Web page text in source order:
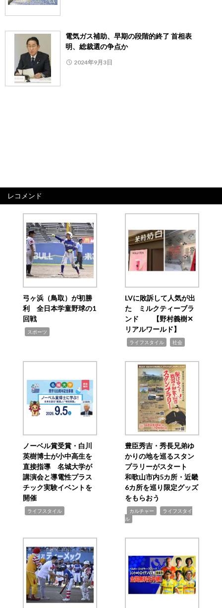
電気ガス補助、早期の段階的終了 首相表
明、総裁選の争点か
2024年9月3日
レコメンド
弓ヶ浜（鳥取）が初勝
利 全日本学童野球の1
回戦
スポーツ
LVに敗訴して人気が出
た ミルクティーブラ
ンド 【野村義樹✕
リアルワールド】
ライフスタイル 社会
ノーベル賞受賞・白川
英樹博士が小中高生を
直接指導 名城大学が
講演会と導電性プラス
チック実験イベントを
開催
ライフスタイル
豊臣秀吉・秀長兄弟ゆ
かりの地を巡るスタン
プラリーがスタート
和歌山市内5カ所・近畿
6カ所を巡り限定グッズ
をもらおう
カルチャー
ライフスタイ
ル